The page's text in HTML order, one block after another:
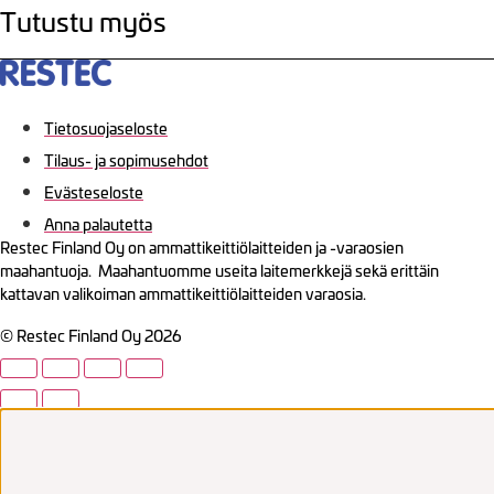
Tutustu myös
Tietosuojaseloste
Tilaus- ja sopimusehdot
Evästeseloste
Anna palautetta
Restec Finland Oy on ammattikeittiölaitteiden ja -varaosien
maahantuoja. Maahantuomme useita laitemerkkejä sekä erittäin
kattavan valikoiman ammattikeittiölaitteiden varaosia.
© Restec Finland Oy 2026